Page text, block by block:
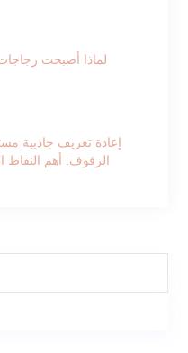
لماذا أصبحت
إعادة تعريف جاذبية
الرفوف: أهم